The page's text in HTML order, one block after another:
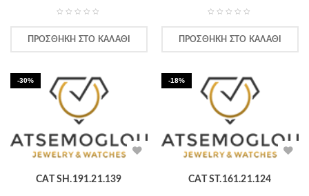
ΠΡΟΣΘΉΚΗ ΣΤΟ ΚΑΛΆΘΙ ΠΡΟΣΘΉΚΗ ΣΤΟ ΚΑΛΆΘΙ
-30%
CAT SH.191.21.139
-18%
CAT ST.161.21.124